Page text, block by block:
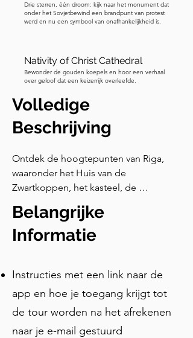
Drie sterren, één droom: kijk naar het monument dat
onder het Sovjetbewind een brandpunt van protest
werd en nu een symbool van onafhankelijkheid is.
Nativity of Christ Cathedral
Bewonder de gouden koepels en hoor een verhaal
over geloof dat een keizerrijk overleefde.
Volledige
Beschrijving
Ontdek de hoogtepunten van Riga,
waaronder het Huis van de
Zwartkoppen, het kasteel, de
en kerken tijdens deze zelfgeleide
wandeling. Je zult eigenzinnige
verhalen en historische anekdotes
oriëntatie voor degenen die voor het
eerst op bezoek zijn en de
belangrijkste bezienswaardigheden in
de oude stad willen bekijken.
Belangrijke
Informatie
Instructies met een link naar de
app en hoe je toegang krijgt tot
de tour worden na het afrekenen
naar je e-mail gestuurd